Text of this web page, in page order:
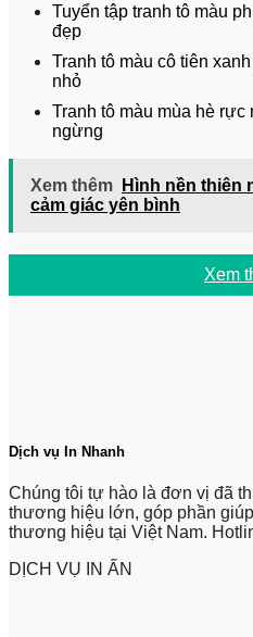
Tuyển tập tranh tô màu
đẹp
Tranh tô màu cô tiên
nhỏ
Tranh tô màu mùa hè
ngừng
Xem thêm
Hình nền thiên
cảm giác yên bình
Xem
Dịch vụ In Nhanh
Chúng tôi tự hào là đơn vị đã
thương hiệu lớn, góp phần
thương hiệu tại Việt Nam.
DỊCH VỤ IN ẤN